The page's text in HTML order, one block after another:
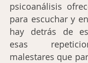
psicoanálisis
para escuchar y
hay detrás de
esas
malestares que